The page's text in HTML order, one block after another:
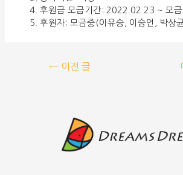
후원금 모금기간: 2022.02.23 ~ 모금
후원자: 모금중(이유승, 이승언, 박상
←이전 글